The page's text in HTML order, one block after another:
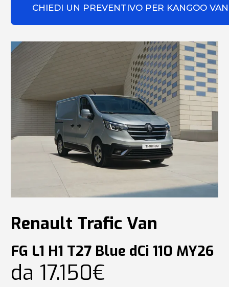
CHIEDI UN PREVENTIVO PER KANGOO VAN
Renault Trafic Van
FG L1 H1 T27 Blue dCi 110 MY26
da 17.150€